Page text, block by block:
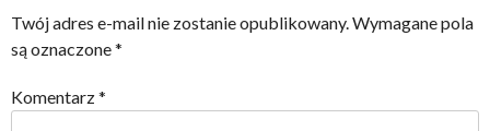
Twój adres e-mail nie zostanie opublikowany.Wymagane pola
są oznaczone*
Komentarz*